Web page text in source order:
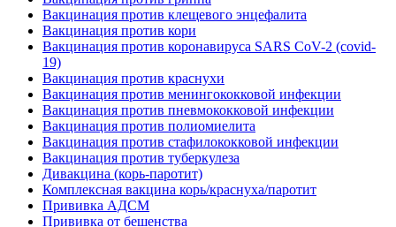
Вакцинация против клещевого энцефалита
Вакцинация против кори
Вакцинация против коронавируса SARS CoV-2 (covid-
19)
Вакцинация против краснухи
Вакцинация против менингококковой инфекции
Вакцинация против пневмококковой инфекции
Вакцинация против полиомиелита
Вакцинация против стафилококковой инфекции
Вакцинация против туберкулеза
Дивакцина (корь-паротит)
Комплексная вакцина корь/краснуха/паротит
Прививка АДСМ
Прививка от бешенства